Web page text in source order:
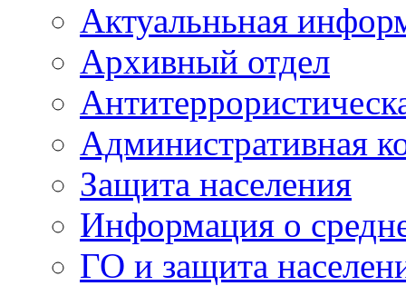
Актуальньная
Архивный отдел
Административная
Защита населения
Информация о
ГО и защита